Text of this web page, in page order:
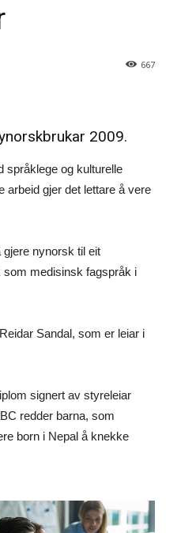
667
2009.
språklege og kulturelle
gjer det lettare å vere
nynorsk til eit
som medisinsk fagspråk i
Sandal, som er leiar i
signert av styreleiar
redder barna, som
born i Nepal å knekke